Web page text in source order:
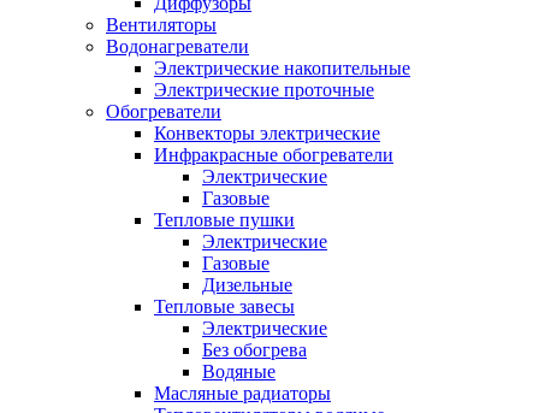
Вентиляторы
Водонагреватели
Электрические накопительные
Электрические проточные
Обогреватели
Конвекторы электрические
Инфракрасные обогреватели
Электрические
Газовые
Тепловые пушки
Электрические
Газовые
Дизельные
Тепловые завесы
Электрические
Без обогрева
Водяные
Масляные радиаторы